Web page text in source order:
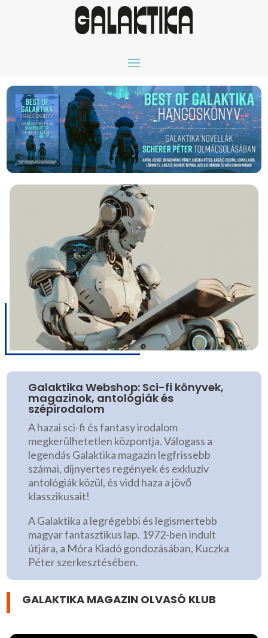
Galaktika Webshop: Sci-fi könyvek,
magazinok, antológiák és
szépirodalom
A hazai sci-fi és fantasy irodalom
megkerülhetetlen központja. Válogass a
legendás Galaktika magazin legfrissebb
számai, díjnyertes regények és exkluzív
antológiák közül, és vidd haza a jövő
klasszikusait!
A Galaktika a legrégebbi és legismertebb
magyar fantasztikus lap. 1972-ben indult
útjára, a Móra Kiadó gondozásában, Kuczka
Péter szerkesztésében.
GALAKTIKA MAGAZIN OLVASÓ KLUB